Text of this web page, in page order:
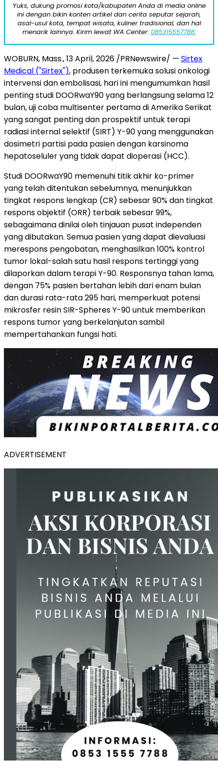
Yuks, dukung promosi kota/kabupaten Anda di media online
ini dengan bikin konten artikel dan cerita seputar sejarah,
asal-usul kota, tempat wisata, kuliner tradisional, dan hal
menarik lainnya. Kirim lewat WA Center: 085315557788.
WOBURN, Mass.,13 April, 2026 /PRNewswire/ — Sirtex
Medical ("Sirtex"), produsen terkemuka solusi onkologi
intervensi dan embolisasi, hari ini mengumumkan hasil
penting studi DOORwaY90 yang berlangsung selama 12
bulan, uji coba multisenter pertama di Amerika Serikat
yang sangat penting dan prospektif untuk terapi
radiasi internal selektif (SIRT) Y-90 yang menggunakan
dosimetri partisi pada pasien dengan karsinoma
hepatoseluler yang tidak dapat dioperasi (HCC).
Studi DOORwaY90 memenuhi titik akhir ko-primer
yang telah ditentukan sebelumnya, menunjukkan
tingkat respons lengkap (CR) sebesar 90% dan tingkat
respons objektif (ORR) terbaik sebesar 99%,
sebagaimana dinilai oleh tinjauan pusat independen
yang dibutakan. Semua pasien yang dapat dievaluasi
merespons pengobatan, menghasilkan 100% kontrol
tumor lokal-salah satu hasil respons tertinggi yang
dilaporkan dalam terapi Y-90. Responsnya tahan lama,
dengan 75% pasien bertahan lebih dari enam bulan
dan durasi rata-rata 295 hari, memperkuat potensi
mikrosfer resin SIR-Spheres Y-90 untuk memberikan
respons tumor yang berkelanjutan sambil
mempertahankan fungsi hati.
ADVERTISEMENT